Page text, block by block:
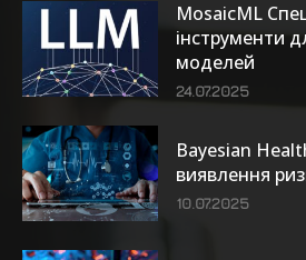
MosaicML
інструменти
моделей
24.07.2025
Bayesian
виявлення
10.07.2025